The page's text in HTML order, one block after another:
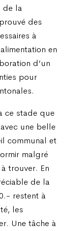
de la
des
à
en
d’un
pour
ce stade que
une belle
communal et
malgré
trouver. En
de la
restent à
les
Une tâche à